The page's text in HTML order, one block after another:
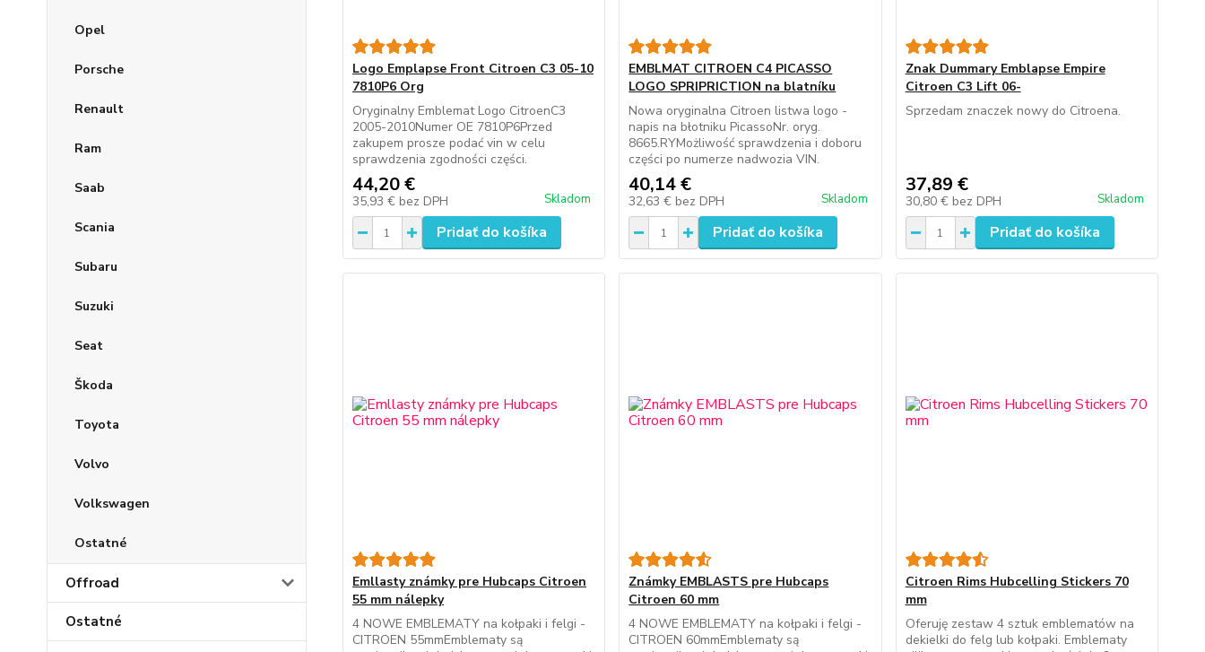
Opel
Porsche
Renault
Ram
Saab
Scania
Subaru
Suzuki
Seat
Škoda
Toyota
Volvo
Volkswagen
Ostatné
Offroad
Ostatné
Logo Emplapse Front Citroen C3 05-10
7810P6 Org
Oryginalny Emblemat Logo CitroenC3
2005-2010Numer OE 7810P6Przed
zakupem prosze podać vin w celu
sprawdzenia zgodności części.
44,20 €
35,93 € bez DPH Skladom
Pridať do košíka
EMBLMAT CITROEN C4 PICASSO
LOGO SPRIPRICTION na blatníku
Nowa oryginalna Citroen listwa logo -
napis na błotniku PicassoNr. oryg.
8665.RYMożliwość sprawdzenia i doboru
części po numerze nadwozia VIN.
40,14 €
32,63 € bez DPH Skladom
Pridať do košíka
Znak Dummary Emblapse Empire
Citroen C3 Lift 06-
Sprzedam znaczek nowy do Citroena.
37,89 €
30,80 € bez DPH Skladom
Pridať do košíka
Emllasty známky pre Hubcaps Citroen
55 mm nálepky
4 NOWE EMBLEMATY na kołpaki i felgi -
CITROEN 55mmEmblematy są
Známky EMBLASTS pre Hubcaps
Citroen 60 mm
4 NOWE EMBLEMATY na kołpaki i felgi -
CITROEN 60mmEmblematy są
Citroen Rims Hubcelling Stickers 70
mm
Oferuję zestaw 4 sztuk emblematów na
dekielki do felg lub kołpaki. Emblematy